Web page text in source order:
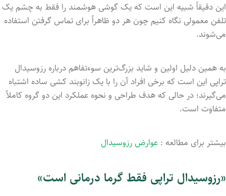
این دقیقاً شبیه این است که یک گوشی هوشمند را فقط به چشم یک
تلفن معمولی نگاه کنیم چون هر دو ظاهراً برای تماس گرفتن استفاده
می‌شوند.
به همین دلیل اولین و شاید بزرگ‌ترین سوءتفاهم درباره رزوسیدال
تراپی این است که برخی افراد آن را با یک زانوبند کشی ساده اشتباه
می‌گیرند؛ در حالی که هدف طراحی و نحوه عملکرد این دو گروه کاملاً
متفاوت است.
بیشتر برای مطالعه : عوارض رزوسیدال
«رزوسیدال تراپی فقط گرما درمانی است»